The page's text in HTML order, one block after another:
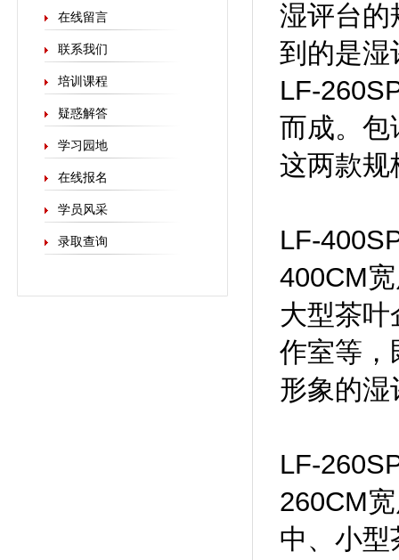
在线留言
联系我们
培训课程
疑惑解答
学习园地
在线报名
学员风采
录取查询
湿评台的
到的是湿
LF-
而成。包
这两款规
LF-
400CM
大型茶
作室等，
形象的湿
LF-
260CM
中、小型